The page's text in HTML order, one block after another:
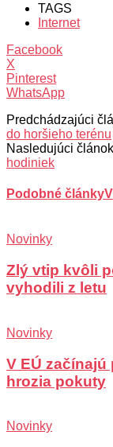
TAGS
Internet
Facebook
X
Pinterest
WhatsApp
Predchádzajúci
do horšieho terénu
Nasledujúci článok
hodiniek
Podobné články
Novinky
Zlý vtip kvôli
vyhodili z letu
Novinky
V EÚ
hrozia pokuty
Novinky